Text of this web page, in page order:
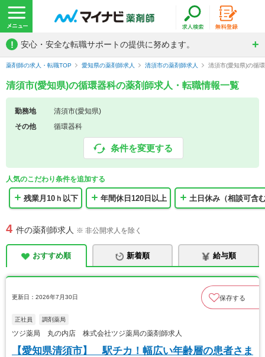
! 安心・安全な転職サポートの提供に努めます。
薬剤師の求人・転職TOP 愛知県の薬剤師求人 清須市の薬剤師求人 清須市(愛知県)の循
清須市(愛知県)の循環器科の薬剤師求人・転職情報一覧
勤務地
清須市(愛知県)
その他
循環器科
条件を変更する
人気のこだわり条件を追加する
残業月10ｈ以下 年間休日120日以上 土日休み（相談可含
4 件の薬剤師求人 ※ 非公開求人を除く
おすすめ順 新着順 給与順
更新日：2026年7月30日 保存する
正社員 調剤薬局
ツジ薬局 丸の内店 株式会社ツジ薬局の薬剤師求人
【愛知県清須市】 駅チカ！幅広い年齢層の患者さま